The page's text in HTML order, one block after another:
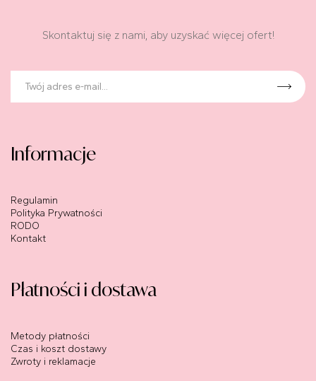
Skontaktuj się z nami, aby uzyskać więcej ofert!
Informacje
Regulamin
Polityka Prywatności
RODO
Kontakt
Płatności i dostawa​
Metody płatności
Czas i koszt dostawy
Zwroty i reklamacje